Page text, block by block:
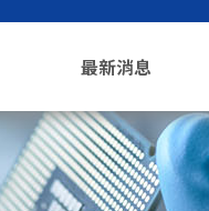
最新消息